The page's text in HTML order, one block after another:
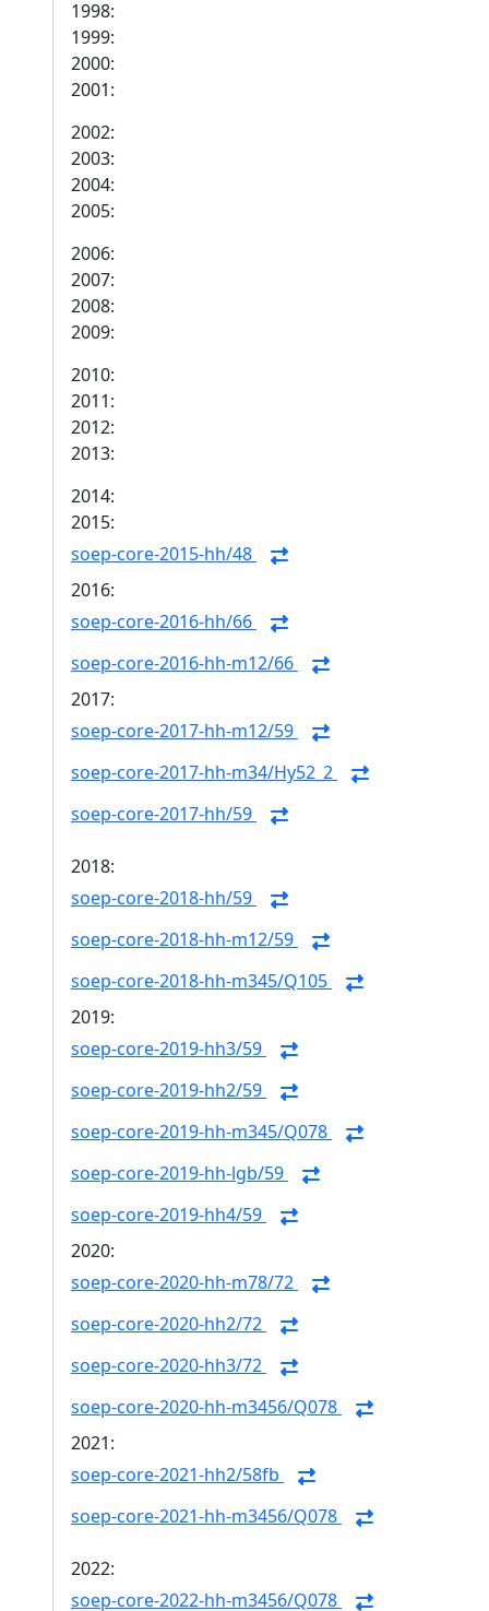
1998:
1999:
2000:
2001:
2002:
2003:
2004:
2005:
2006:
2007:
2008:
2009:
2010:
2011:
2012:
2013:
2014:
2015:
soep-core-2015-hh/48
2016:
soep-core-2016-hh/66
soep-core-2016-hh-m12/66
2017:
soep-core-2017-hh-m12/59
soep-core-2017-hh-m34/Hy52_2
soep-core-2017-hh/59
2018:
soep-core-2018-hh/59
soep-core-2018-hh-m12/59
soep-core-2018-hh-m345/Q105
2019:
soep-core-2019-hh3/59
soep-core-2019-hh2/59
soep-core-2019-hh-m345/Q078
soep-core-2019-hh-lgb/59
soep-core-2019-hh4/59
2020:
soep-core-2020-hh-m78/72
soep-core-2020-hh2/72
soep-core-2020-hh3/72
soep-core-2020-hh-m3456/Q078
2021:
soep-core-2021-hh2/58fb
soep-core-2021-hh-m3456/Q078
2022:
soep-core-2022-hh-m3456/Q078